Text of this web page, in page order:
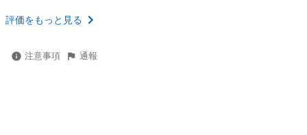
評価をもっと見る
注意事項 通報